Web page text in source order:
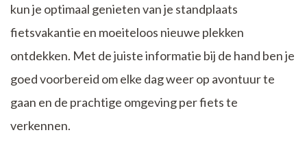
kun je optimaal genieten van je standplaats
fietsvakantie en moeiteloos nieuwe plekken
ontdekken. Met de juiste informatie bij de hand ben je
goed voorbereid om elke dag weer op avontuur te
gaan en de prachtige omgeving per fiets te
verkennen.